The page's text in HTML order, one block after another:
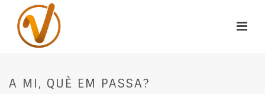
A MI, QUÈ EM PASSA?